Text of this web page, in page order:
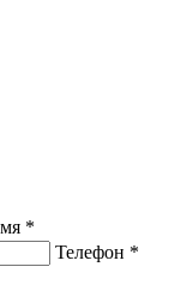
*
Телефон *